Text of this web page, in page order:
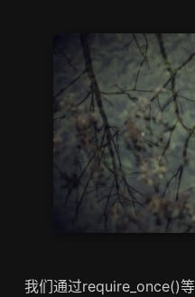
我们通过require_once()